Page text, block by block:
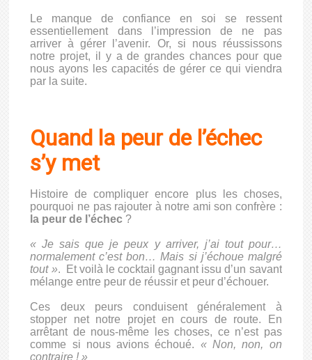
Le manque de confiance en soi se ressent
essentiellement dans l’impression de ne pas
arriver à gérer l’avenir. Or, si nous réussissons
notre projet, il y a de grandes chances pour que
nous ayons les capacités de gérer ce qui viendra
par la suite.
Quand la peur de l’échec
s’y met
Histoire de compliquer encore plus les choses,
pourquoi ne pas rajouter à notre ami son confrère :
la peur de l’échec ?
« Je sais que je peux y arriver, j’ai tout pour…
normalement c’est bon… Mais si j’échoue malgré
tout ». Et voilà le cocktail gagnant issu d’un savant
mélange entre peur de réussir et peur d’échouer.
Ces deux peurs conduisent généralement à
stopper net notre projet en cours de route. En
arrêtant de nous-même les choses, ce n’est pas
comme si nous avions échoué. « Non, non, on
contraire ! »